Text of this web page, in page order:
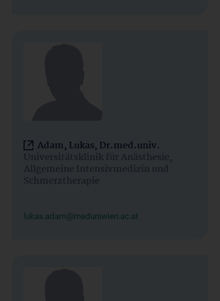
Adam, Lukas, Dr.med.univ.
Universitätsklinik für Anästhesie,
Allgemeine Intensivmedizin und
Schmerztherapie
lukas.adam@meduniwien.ac.at